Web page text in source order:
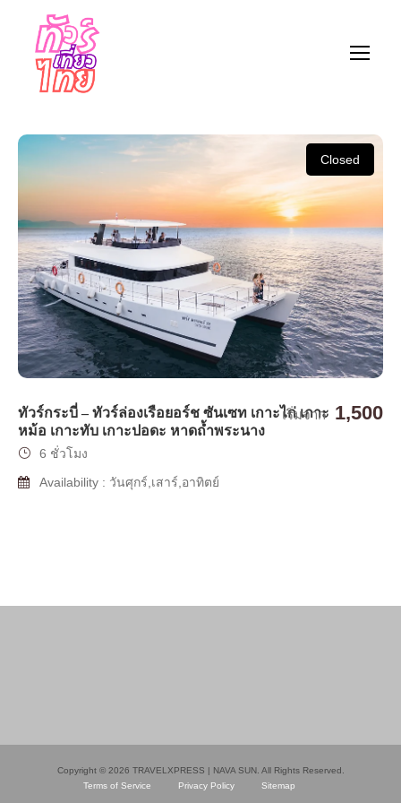
Closed
ทัวร์กระบี่ – ทัวร์ล่องเรือยอร์ช ซันเซท เกาะไก่ เกาะ
หม้อ เกาะทับ เกาะปอดะ หาดถ้ำพระนาง
เริ่มจาก 1,500
6 ชั่วโมง
Availability : วันศุกร์,เสาร์,อาทิตย์
Copyright © 2026 TRAVELXPRESS | NAVA SUN. All Rights Reserved.
Terms of Service
Privacy Policy Sitemap